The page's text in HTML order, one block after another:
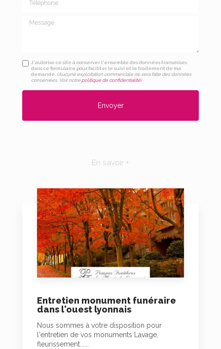
Message
J'autorise ce site à conserver l'ensemble des données transmises
dans ce formulaire pour faciliter le suivi et le traitement de ma
demande. (Aucune exploitation commerciale ne sera faite des données
conservées. Voir notre politique de confidentialité)
En savoir +
Entretien monument funéraire
dans l'ouest lyonnais
Nous sommes à votre disposition pour
l'entretien de vos monuments Lavage,
fleurissement......